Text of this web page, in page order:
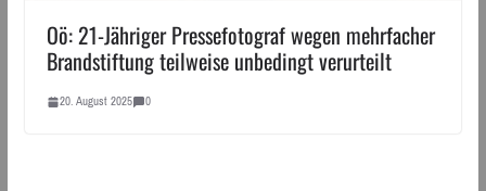
Oö: 21-Jähriger Pressefotograf wegen mehrfacher
Brandstiftung teilweise unbedingt verurteilt
20. August 2025 0